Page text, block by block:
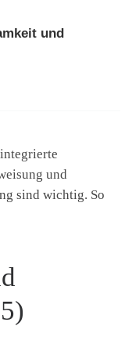
und
und
sind wichtig. So